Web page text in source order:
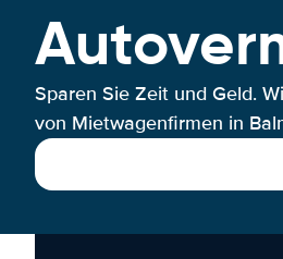
Sparen Sie Zeit und Geld.
von Mietwagenfirmen in